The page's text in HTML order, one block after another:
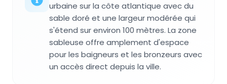
urbaine sur la côte atlantique avec du
sable doré et une largeur modérée qui
s'étend sur environ 100 mètres. La zone
sableuse offre amplement d'espace
pour les baigneurs et les bronzeurs avec
un accès direct depuis la ville.